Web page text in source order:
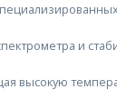
и
высокую